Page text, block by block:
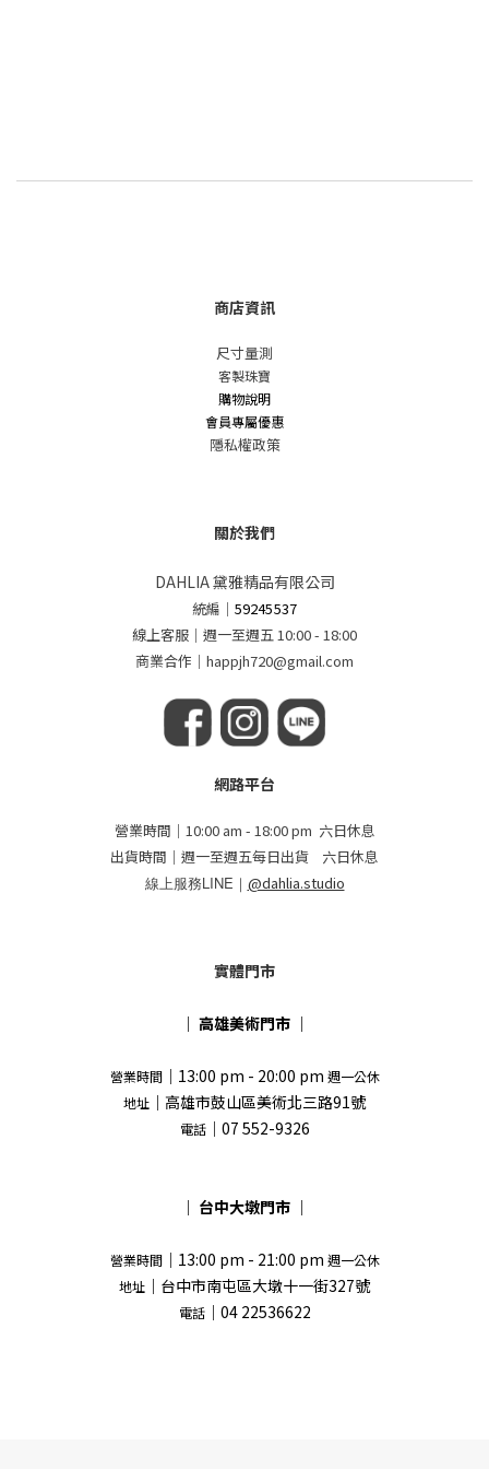
商店資訊
尺寸量測
客製珠寶
購物說明
會員專屬優惠
隱私權政策
關於我們
DAHLIA 黛雅精品有限公司
統編 ｜59245537
線上客服｜週一至週五 10:00 - 18:00
商業合作｜happjh720@gmail.com
網路平台
營業時間｜10:00 am - 18:00 pm 六日休息
出貨時間｜週一至週五每日出貨 六日休息
線上服務LINE｜ @dahlia.studio
實體門市
｜ 高雄美術門市 ｜
營業時間｜13:00 pm - 20:00 pm 週一公休
地址 ｜高雄市鼓山區美術北三路91號
電話｜07 552-9326
｜ 台中大墩門市 ｜
營業時間｜13:00 pm - 21:00 pm 週一公休
地址 ｜台中市南屯區大墩十一街327號
電話｜04 22536622